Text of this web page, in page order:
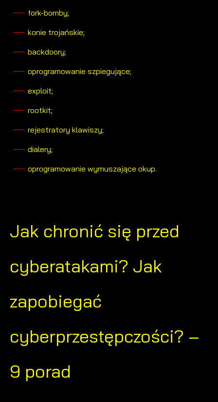
fork-bomby;
konie trojańskie;
backdoory;
oprogramowanie szpiegujące;
exploit;
rootkit;
rejestratory klawiszy;
dialery;
oprogramowanie wymuszające okup.
Jak chronić się przed
cyberatakami? Jak
zapobiegać
cyberprzestępczości? –
9 porad